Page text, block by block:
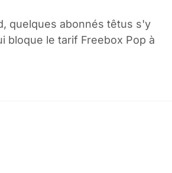
quelques abonnés têtus s'y
bloque le tarif Freebox Pop à